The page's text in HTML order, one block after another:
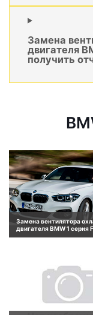
Замена
двигателя
получить
Замена вентилятора
двигателя BMW 1 серия